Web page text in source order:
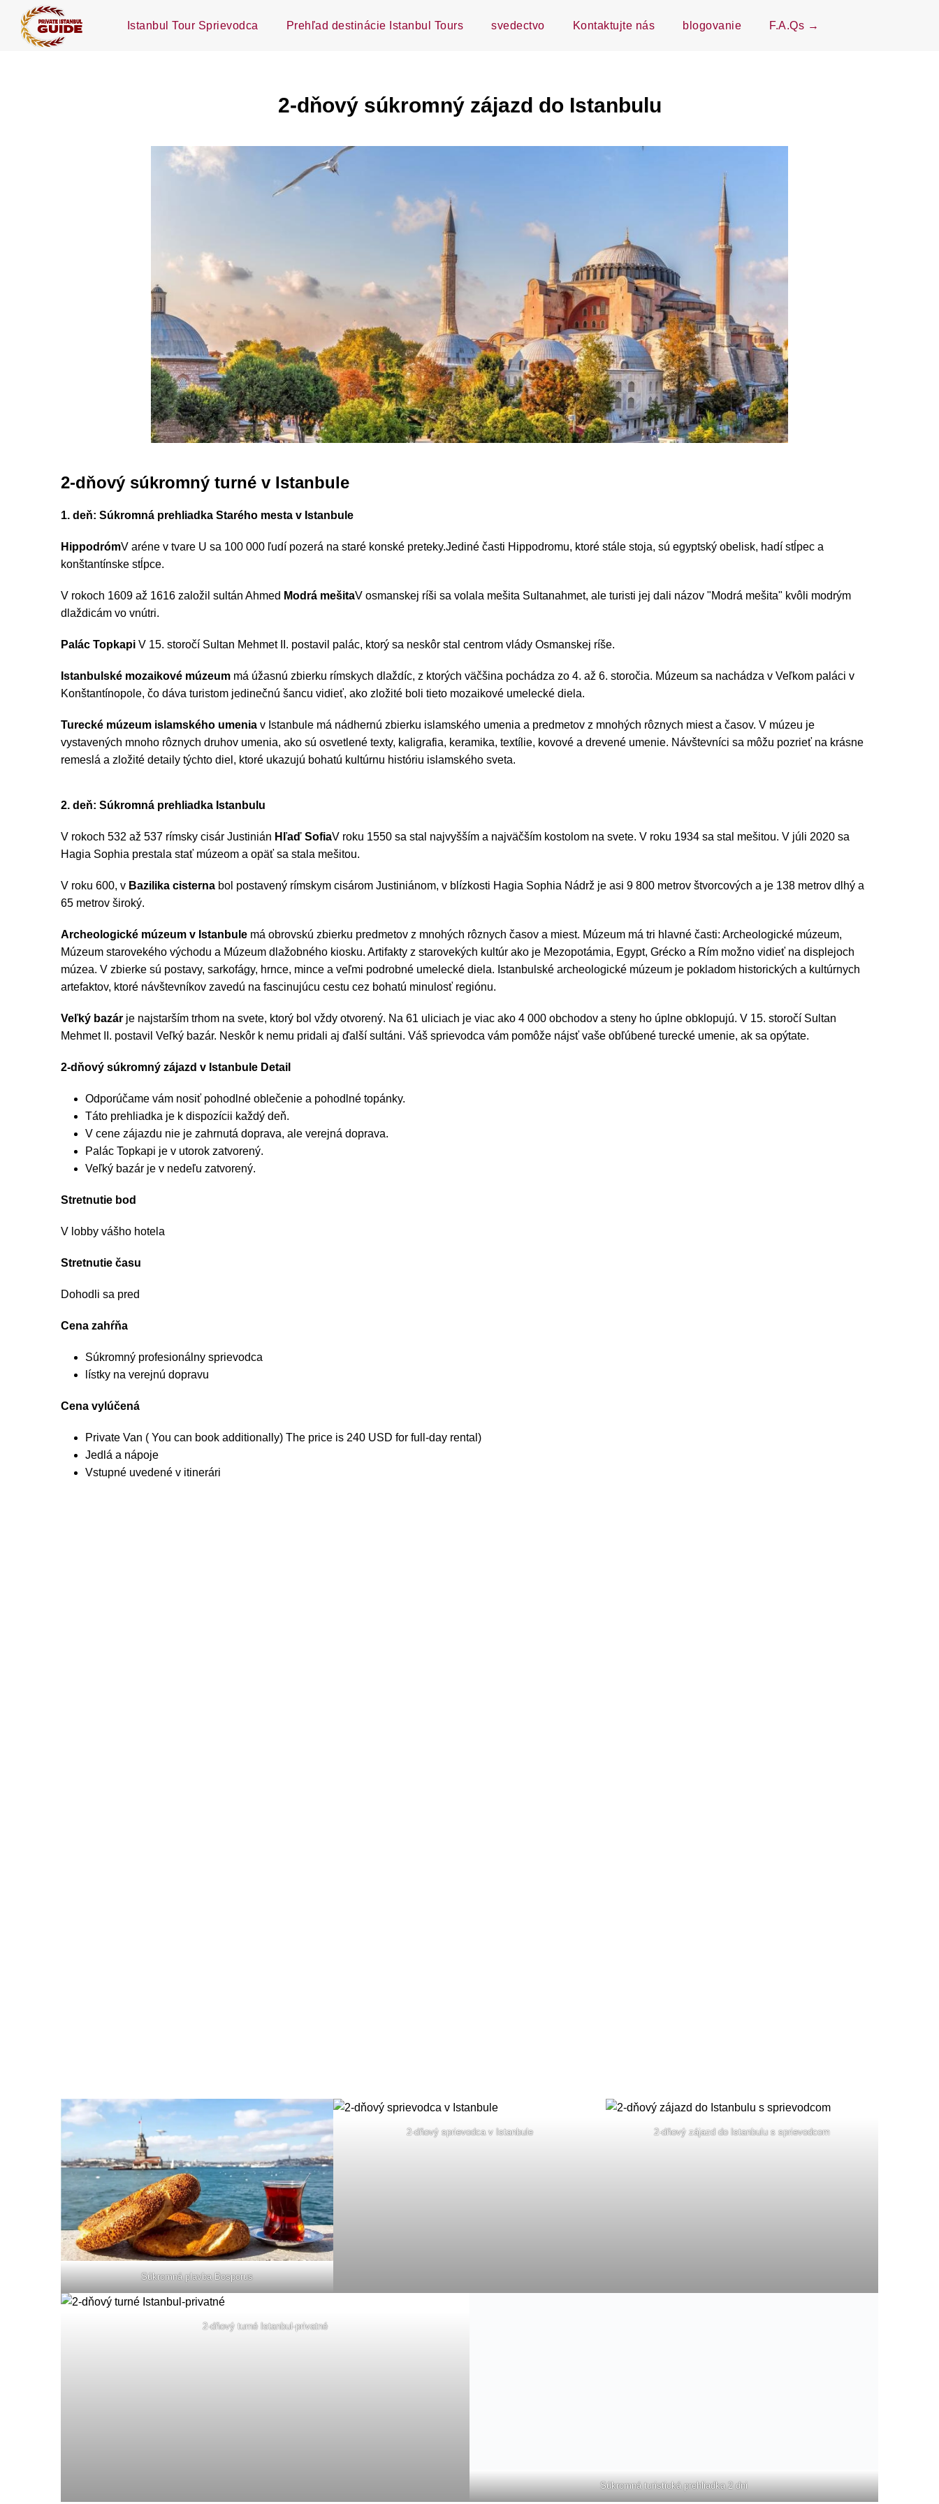
Istanbul Tour Sprievodca Prehľad destinácie Istanbul Tours svedectvo Kontaktujte nás blogovanie F.A.Qs →
2-dňový súkromný zájazd do Istanbulu
2-dňový súkromný turné v Istanbule
1. deň: Súkromná prehliadka Starého mesta v Istanbule
HippodrómV aréne v tvare U sa 100 000 ľudí pozerá na staré konské preteky.Jediné časti Hippodromu, ktoré stále stoja, sú egyptský obelisk, hadí stĺpec a
konštantínske stĺpce.
V rokoch 1609 až 1616 založil sultán Ahmed Modrá mešitaV osmanskej ríši sa volala mešita Sultanahmet, ale turisti jej dali názov "Modrá mešita" kvôli modrým
dlaždicám vo vnútri.
Palác Topkapi V 15. storočí Sultan Mehmet II. postavil palác, ktorý sa neskôr stal centrom vlády Osmanskej ríše.
Istanbulské mozaikové múzeum má úžasnú zbierku rímskych dlaždíc, z ktorých väčšina pochádza zo 4. až 6. storočia. Múzeum sa nachádza v Veľkom paláci v
Konštantínopole, čo dáva turistom jedinečnú šancu vidieť, ako zložité boli tieto mozaikové umelecké diela.
Turecké múzeum islamského umenia v Istanbule má nádhernú zbierku islamského umenia a predmetov z mnohých rôznych miest a časov. V múzeu je
vystavených mnoho rôznych druhov umenia, ako sú osvetlené texty, kaligrafia, keramika, textílie, kovové a drevené umenie. Návštevníci sa môžu pozrieť na krásne
remeslá a zložité detaily týchto diel, ktoré ukazujú bohatú kultúrnu históriu islamského sveta.
2. deň: Súkromná prehliadka Istanbulu
V rokoch 532 až 537 rímsky cisár Justinián Hľaď SofiaV roku 1550 sa stal najvyšším a najväčším kostolom na svete. V roku 1934 sa stal mešitou. V júli 2020 sa
Hagia Sophia prestala stať múzeom a opäť sa stala mešitou.
V roku 600, v Bazilika cisterna bol postavený rímskym cisárom Justiniánom, v blízkosti Hagia Sophia Nádrž je asi 9 800 metrov štvorcových a je 138 metrov dlhý a
65 metrov široký.
Archeologické múzeum v Istanbule má obrovskú zbierku predmetov z mnohých rôznych časov a miest. Múzeum má tri hlavné časti: Archeologické múzeum,
Múzeum starovekého východu a Múzeum dlažobného kiosku. Artifakty z starovekých kultúr ako je Mezopotámia, Egypt, Grécko a Rím možno vidieť na displejoch
múzea. V zbierke sú postavy, sarkofágy, hrnce, mince a veľmi podrobné umelecké diela. Istanbulské archeologické múzeum je pokladom historických a kultúrnych
artefaktov, ktoré návštevníkov zavedú na fascinujúcu cestu cez bohatú minulosť regiónu.
Veľký bazár je najstarším trhom na svete, ktorý bol vždy otvorený. Na 61 uliciach je viac ako 4 000 obchodov a steny ho úplne obklopujú. V 15. storočí Sultan
Mehmet II. postavil Veľký bazár. Neskôr k nemu pridali aj ďalší sultáni. Váš sprievodca vám pomôže nájsť vaše obľúbené turecké umenie, ak sa opýtate.
2-dňový súkromný zájazd v Istanbule Detail
Odporúčame vám nosiť pohodlné oblečenie a pohodlné topánky.
Táto prehliadka je k dispozícii každý deň.
V cene zájazdu nie je zahrnutá doprava, ale verejná doprava.
Palác Topkapi je v utorok zatvorený.
Veľký bazár je v nedeľu zatvorený.
Stretnutie bod
V lobby vášho hotela
Stretnutie času
Dohodli sa pred
Cena zahŕňa
Súkromný profesionálny sprievodca
lístky na verejnú dopravu
Cena vylúčená
Private Van ( You can book additionally) The price is 240 USD for full-day rental)
Jedlá a nápoje
Vstupné uvedené v itinerári
Súkromná plavba Bosporus
2-dňový sprievodca v Istanbule 2-dňový zájazd do Istanbulu s sprievodcom
2-dňový turné Istanbul-privatné
Súkromná turistická prehliadka 2 dni